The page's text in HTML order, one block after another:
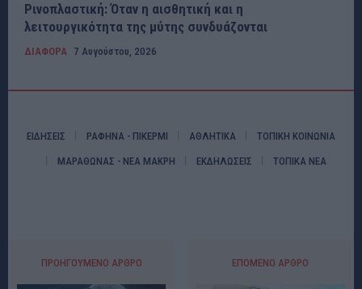
Ρινοπλαστική: Όταν η αισθητική και η
λειτουργικότητα της μύτης συνδυάζονται
ΔΙΑΦΟΡΑ 7 Αυγούστου, 2026
ΕΙΔΗΣΕΙΣ ΡΑΦΗΝΑ - ΠΙΚΕΡΜΙ ΑΘΛΗΤΙΚΑ ΤΟΠΙΚΗ ΚΟΙΝΩΝΙΑ
ΜΑΡΑΘΩΝΑΣ - ΝΕΑ ΜΑΚΡΗ ΕΚΔΗΛΩΣΕΙΣ ΤΟΠΙΚΑ ΝΕΑ
ΠΡΟΗΓΟΎΜΕΝΟ ΆΡΘΡΟ ΕΠΌΜΕΝΟ ΆΡΘΡΟ